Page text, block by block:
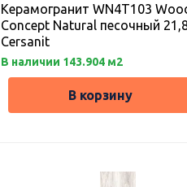
Керамогранит WN4T103
Concept Natural песочный
Cersanit
В наличии 143.904 м2
В корзину